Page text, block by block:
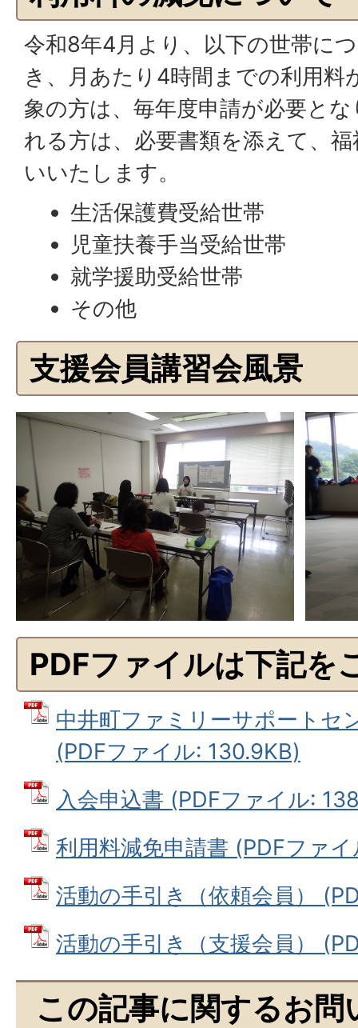
令和8年4月より、以下の世帯に
き、月あたり4時間までの利用料
象の方は、毎年度申請が必要と
れる方は、必要書類を添えて、
いいたします。
生活保護費受給世帯
児童扶養手当受給世帯
就学援助受給世帯
その他
支援会員講習会風景
PDFファイルは下記を
中井町ファミリーサポートセ
(PDFファイル: 130.9KB)
入会申込書 (PDFファイル:
利用料減免申請書 (PDFファイ
活動の手引き（依頼会員）
活動の手引き（支援会員）
この記事に関するお問